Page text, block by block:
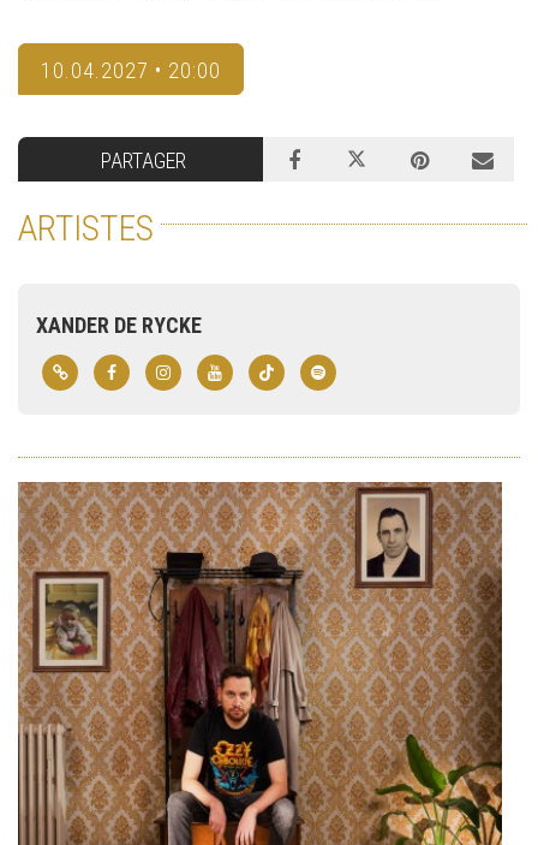
10.04.2027 • 20:00
PARTAGER
ARTISTES
XANDER DE RYCKE